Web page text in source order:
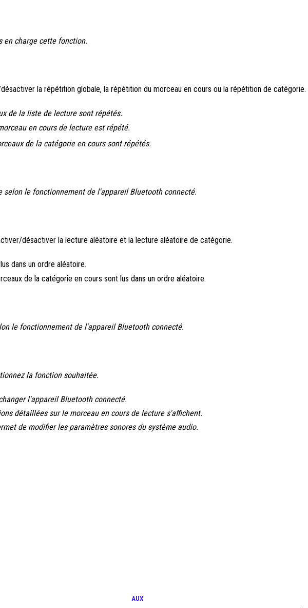
en charge cette fonction.
la répétition globale, la répétition du morceau en cours ou la répétition de catégorie.
de la liste de lecture sont répétés.
en cours de lecture est répété.
de la catégorie en cours sont répétés.
le fonctionnement de l'appareil Bluetooth connecté.
désactiver la lecture aléatoire et la lecture aléatoire de catégorie.
dans un ordre aléatoire.
de la catégorie en cours sont lus dans un ordre aléatoire.
le fonctionnement de l'appareil Bluetooth connecté.
la fonction souhaitée.
l'appareil Bluetooth connecté.
détaillées sur le morceau en cours de lecture s'affichent.
de modifier les paramètres sonores du système audio.
AUX